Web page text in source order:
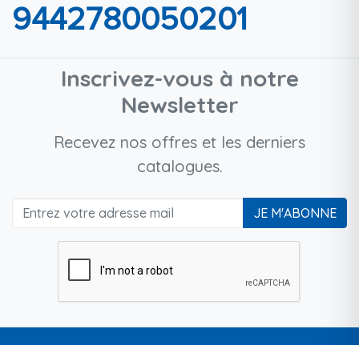
9442780050201
Inscrivez-vous à notre
Newsletter
Recevez nos offres et les derniers
catalogues.
JE M'ABONNE